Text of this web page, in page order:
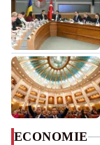
ECONOMIE